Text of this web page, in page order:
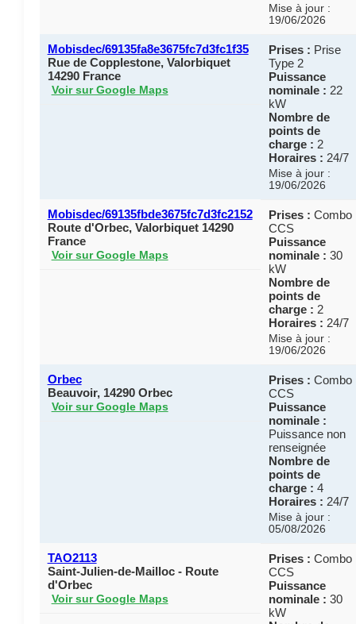
Mise à jour :
19/06/2026
Mobisdec/69135fa8e3675fc7d3fc1f35
Rue de Copplestone, Valorbiquet
14290 France
Voir sur Google Maps
Prises : Prise
Type 2
Puissance
nominale : 22
kW
Nombre de
points de
charge : 2
Horaires : 24/7
Mise à jour :
19/06/2026
Mobisdec/69135fbde3675fc7d3fc2152
Route d'Orbec, Valorbiquet 14290
France
Voir sur Google Maps
Prises : Combo
CCS
Puissance
nominale : 30
kW
Nombre de
points de
charge : 2
Horaires : 24/7
Mise à jour :
19/06/2026
Orbec
Beauvoir, 14290 Orbec
Voir sur Google Maps
Prises : Combo
CCS
Puissance
nominale :
Puissance non
renseignée
Nombre de
points de
charge : 4
Horaires : 24/7
Mise à jour :
05/08/2026
TAO2113
Saint-Julien-de-Mailloc - Route
d'Orbec
Voir sur Google Maps
Prises : Combo
CCS
Puissance
nominale : 30
kW